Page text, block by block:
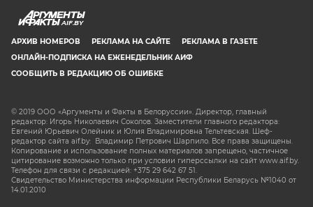
AIF.BY
АРХИВ НОМЕРОВ РЕКЛАМА НА САЙТЕ
РЕКЛАМА В ГАЗЕТЕ
ОНЛАЙН-ПОДПИСКА НА ЕЖЕНЕДЕЛЬНИК АИФ
СООБЩИТЬ В РЕДАКЦИЮ ОБ ОШИБКЕ
© 2019 ООО «Аргументы и Факты в Белоруссии». Директор, главный
редактор: Игорь Николаевич Соколов. Заместители главного редактора:
Евгений Юрьевич Олейник и Юлия Владимировна Тельтевская. Шеф-
редактор сайта aif.by: Владимир Петрович Шарпило. Все права защищены.
Копирование и использование полных материалов запрещено, частичное
цитирование возможно только при условии гиперссылки на сайт www.aif.by.
Телефон для связи с редакцией: +375 29 642 67 51.
Свидетельство Министерства информации Республики Беларусь №1040 от
14.01.2010